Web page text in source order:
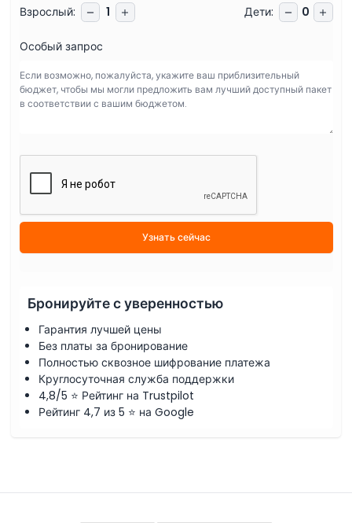
Взрослый: 1 Дети: 0
Особый запрос
Узнать сейчас
Бронируйте с уверенностью
Гарантия лучшей цены
Без платы за бронирование
Полностью сквозное шифрование платежа
Круглосуточная служба поддержки
4,8/5 ⭐ Рейтинг на Trustpilot
Рейтинг 4,7 из 5 ⭐ на Google